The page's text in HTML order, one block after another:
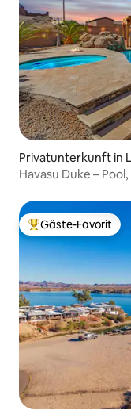
Privatunterkunft in
Havasu Duke –
Beliebter Gäste-
Gäste-Favorit